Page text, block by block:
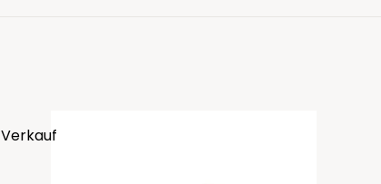
Verkauf